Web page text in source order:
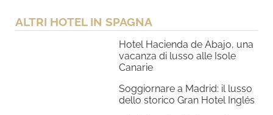
ALTRI HOTEL IN SPAGNA
Hotel Hacienda de Abajo, una
vacanza di lusso alle Isole
Canarie
Soggiornare a Madrid: il lusso
dello storico Gran Hotel Inglés